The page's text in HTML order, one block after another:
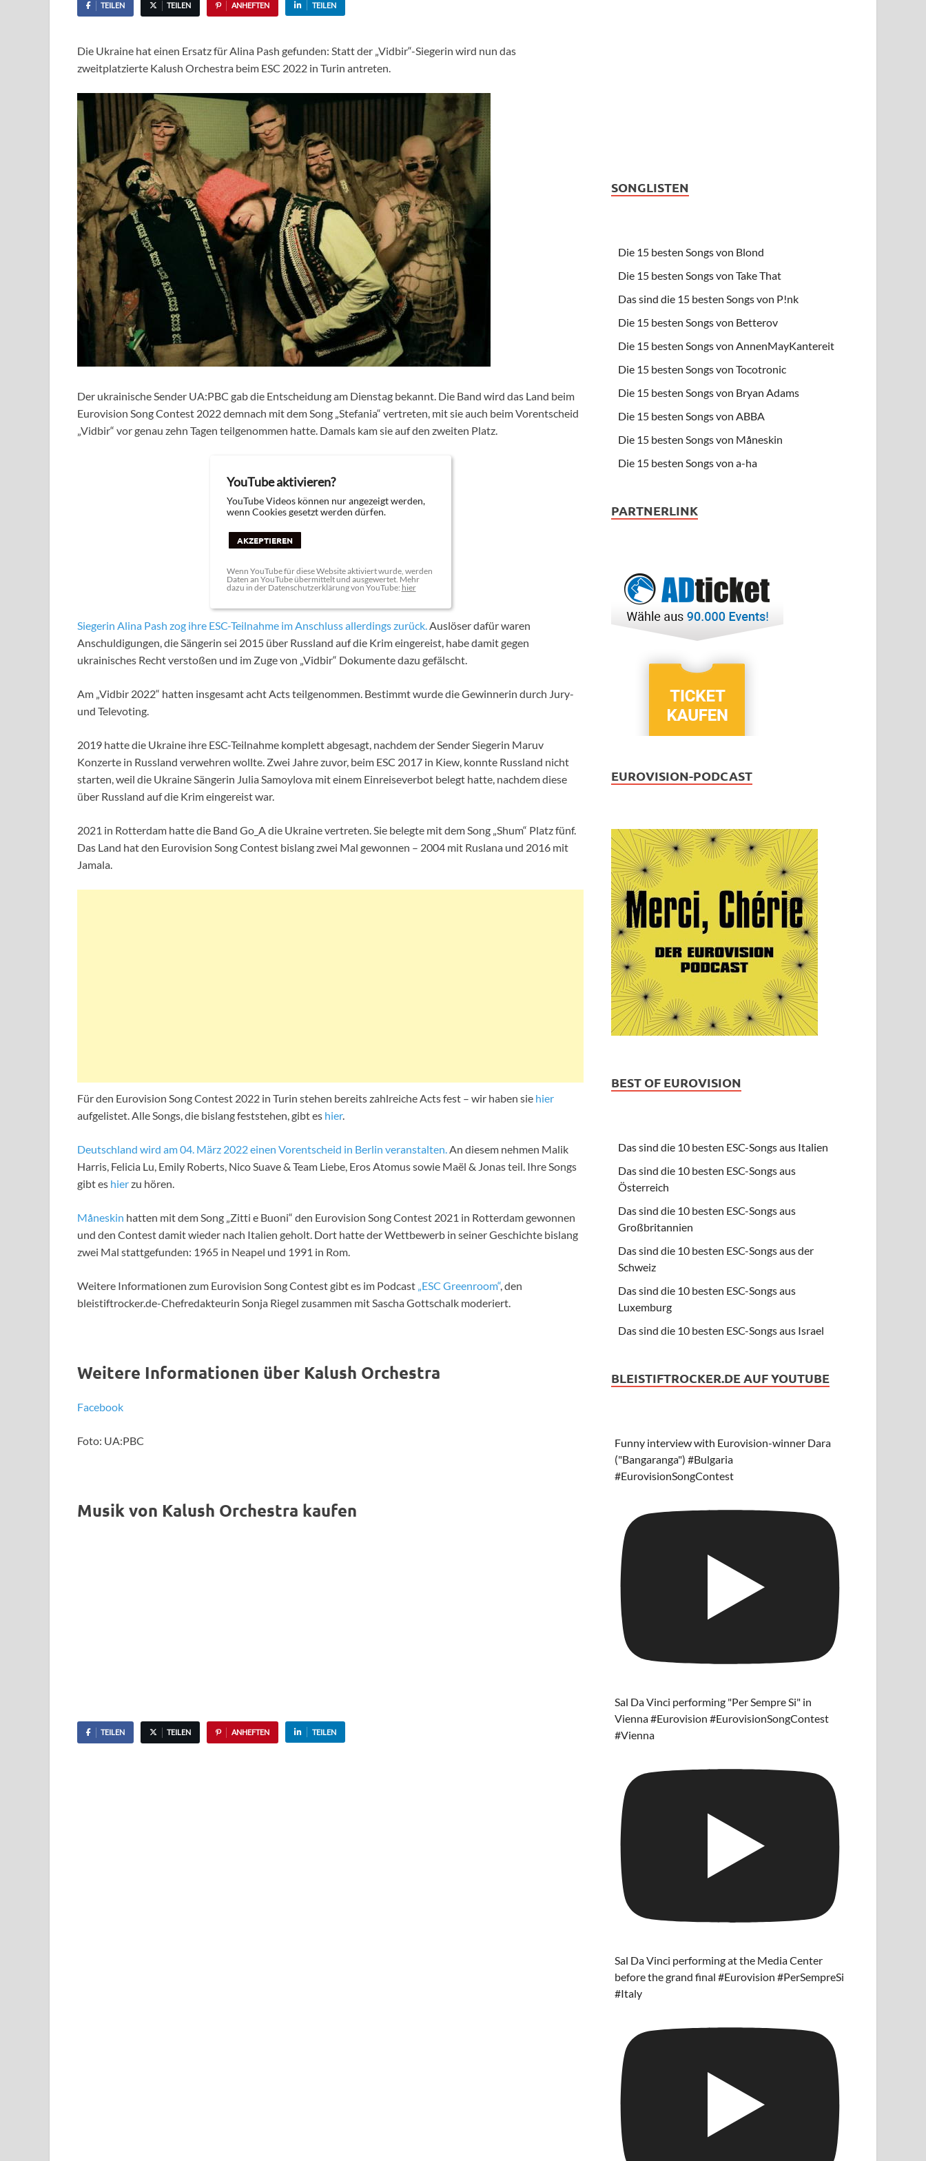
TEILEN TEILEN ANHEFTEN TEILEN
Die Ukraine hat einen Ersatz für Alina Pash gefunden: Statt der „Vidbir“-Siegerin wird nun das
zweitplatzierte Kalush Orchestra beim ESC 2022 in Turin antreten.
Der ukrainische Sender UA:PBC gab die Entscheidung am Dienstag bekannt. Die Band wird das Land beim
Eurovision Song Contest 2022 demnach mit dem Song „Stefania“ vertreten, mit sie auch beim Vorentscheid
„Vidbir“ vor genau zehn Tagen teilgenommen hatte. Damals kam sie auf den zweiten Platz.
YouTube aktivieren?
YouTube Videos können nur angezeigt werden,
wenn Cookies gesetzt werden dürfen.
AKZEPTIEREN
Wenn YouTube für diese Website aktiviert wurde, werden
Daten an YouTube übermittelt und ausgewertet. Mehr
dazu in der Datenschutzerklärung von YouTube: hier
Siegerin Alina Pash zog ihre ESC-Teilnahme im Anschluss allerdings zurück.Auslöser dafür waren
Anschuldigungen, die Sängerin sei 2015 über Russland auf die Krim eingereist, habe damit gegen
ukrainisches Recht verstoßen und im Zuge von „Vidbir“ Dokumente dazu gefälscht.
Am „Vidbir 2022“ hatten insgesamt acht Acts teilgenommen. Bestimmt wurde die Gewinnerin durch Jury-
und Televoting.
2019 hatte die Ukraine ihre ESC-Teilnahme komplett abgesagt, nachdem der Sender Siegerin Maruv
Konzerte in Russland verwehren wollte. Zwei Jahre zuvor, beim ESC 2017 in Kiew, konnte Russland nicht
starten, weil die Ukraine Sängerin Julia Samoylova mit einem Einreiseverbot belegt hatte, nachdem diese
über Russland auf die Krim eingereist war.
2021 in Rotterdam hatte die Band Go_A die Ukraine vertreten. Sie belegte mit dem Song „Shum“ Platz fünf.
Das Land hat den Eurovision Song Contest bislang zwei Mal gewonnen – 2004 mit Ruslana und 2016 mit
Jamala.
Für den Eurovision Song Contest 2022 in Turin stehen bereits zahlreiche Acts fest – wir haben sie hier
aufgelistet. Alle Songs, die bislang feststehen, gibt es hier.
Deutschland wird am 04. März 2022 einen Vorentscheid in Berlin veranstalten.An diesem nehmen Malik
Harris, Felicia Lu, Emily Roberts, Nico Suave & Team Liebe, Eros Atomus sowie Maël & Jonas teil. Ihre Songs
gibt es hierzu hören.
Måneskin hatten mit dem Song „Zitti e Buoni“ den Eurovision Song Contest 2021 in Rotterdam gewonnen
und den Contest damit wieder nach Italien geholt. Dort hatte der Wettbewerb in seiner Geschichte bislang
zwei Mal stattgefunden: 1965 in Neapel und 1991 in Rom.
Weitere Informationen zum Eurovision Song Contest gibt es im Podcast „ESC Greenroom“, den
bleistiftrocker.de-Chefredakteurin Sonja Riegel zusammen mit Sascha Gottschalk moderiert.
Weitere Informationen über Kalush Orchestra
Facebook
Foto: UA:PBC
Musik von Kalush Orchestra kaufen
TEILEN TEILEN ANHEFTEN TEILEN
SONGLISTEN
Die 15 besten Songs von Blond
Die 15 besten Songs von Take That
Das sind die 15 besten Songs von P!nk
Die 15 besten Songs von Betterov
Die 15 besten Songs von AnnenMayKantereit
Die 15 besten Songs von Tocotronic
Die 15 besten Songs von Bryan Adams
Die 15 besten Songs von ABBA
Die 15 besten Songs von Måneskin
Die 15 besten Songs von a-ha
PARTNERLINK
EUROVISION-PODCAST
BEST OF EUROVISION
Das sind die 10 besten ESC-Songs aus Italien
Das sind die 10 besten ESC-Songs aus
Österreich
Das sind die 10 besten ESC-Songs aus
Großbritannien
Das sind die 10 besten ESC-Songs aus der
Schweiz
Das sind die 10 besten ESC-Songs aus
Luxemburg
Das sind die 10 besten ESC-Songs aus Israel
BLEISTIFTROCKER.DE AUF YOUTUBE
Funny interview with Eurovision-winner Dara
("Bangaranga") #Bulgaria
#EurovisionSongContest
Sal Da Vinci performing "Per Sempre Si" in
Vienna #Eurovision #EurovisionSongContest
#Vienna
Sal Da Vinci performing at the Media Center
before the grand final #Eurovision #PerSempreSi
#Italy